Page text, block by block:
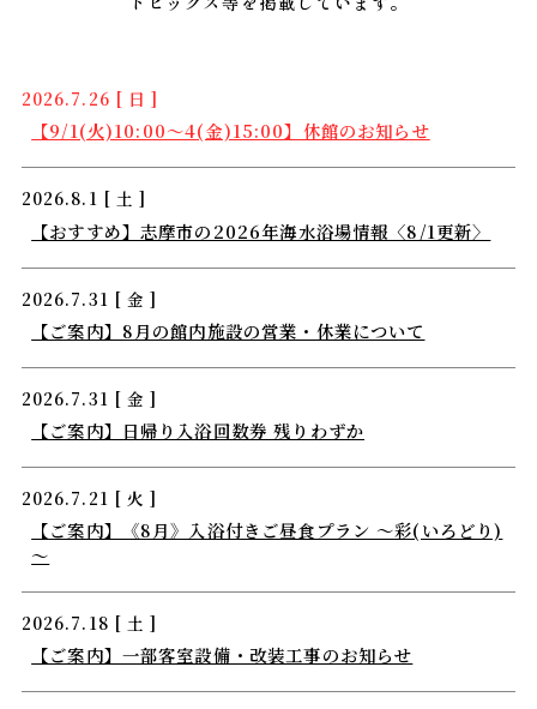
2026.7.26 [ 日 ]
【9/1(火)10:00～4(金)15:00】休館のお知らせ
2026.8.1 [ 土 ]
【おすすめ】志摩市の2026年海水浴場情報〈8/1更新〉
2026.7.31 [ 金 ]
【ご案内】8月の館内施設の営業・休業について
2026.7.31 [ 金 ]
【ご案内】日帰り入浴回数券 残りわずか
2026.7.21 [ 火 ]
【ご案内】《8月》入浴付きご昼食プラン ～彩(いろどり)
～
2026.7.18 [ 土 ]
【ご案内】一部客室設備・改装工事のお知らせ